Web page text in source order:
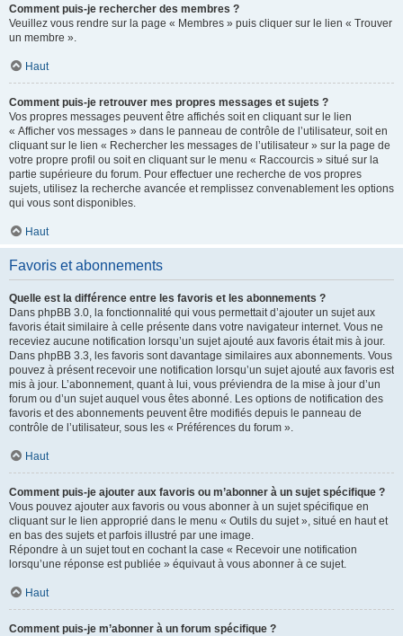
Comment puis-je rechercher des membres ?
Veuillez vous rendre sur la page « Membres » puis cliquer sur le lien « Trouver
un membre ».
Haut
Comment puis-je retrouver mes propres messages et sujets ?
Vos propres messages peuvent être affichés soit en cliquant sur le lien
« Afficher vos messages » dans le panneau de contrôle de l’utilisateur, soit en
cliquant sur le lien « Rechercher les messages de l’utilisateur » sur la page de
votre propre profil ou soit en cliquant sur le menu « Raccourcis » situé sur la
partie supérieure du forum. Pour effectuer une recherche de vos propres
sujets, utilisez la recherche avancée et remplissez convenablement les options
qui vous sont disponibles.
Haut
Favoris et abonnements
Quelle est la différence entre les favoris et les abonnements ?
Dans phpBB 3.0, la fonctionnalité qui vous permettait d’ajouter un sujet aux
favoris était similaire à celle présente dans votre navigateur internet. Vous ne
receviez aucune notification lorsqu’un sujet ajouté aux favoris était mis à jour.
Dans phpBB 3.3, les favoris sont davantage similaires aux abonnements. Vous
pouvez à présent recevoir une notification lorsqu’un sujet ajouté aux favoris est
mis à jour. L’abonnement, quant à lui, vous préviendra de la mise à jour d’un
forum ou d’un sujet auquel vous êtes abonné. Les options de notification des
favoris et des abonnements peuvent être modifiés depuis le panneau de
contrôle de l’utilisateur, sous les « Préférences du forum ».
Haut
Comment puis-je ajouter aux favoris ou m’abonner à un sujet spécifique ?
Vous pouvez ajouter aux favoris ou vous abonner à un sujet spécifique en
cliquant sur le lien approprié dans le menu « Outils du sujet », situé en haut et
en bas des sujets et parfois illustré par une image.
Répondre à un sujet tout en cochant la case « Recevoir une notification
lorsqu’une réponse est publiée » équivaut à vous abonner à ce sujet.
Haut
Comment puis-je m’abonner à un forum spécifique ?